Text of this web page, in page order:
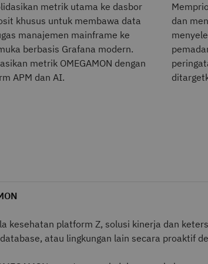
metrik utama ke dasbor
khusus untuk membawa data
manajemen mainframe ke
berbasis Grafana modern.
metrik OMEGAMON dengan
APM dan AI.
dan
kesehatan platform Z, solusi kinerja dan
atau lingkungan lain secara proaktif